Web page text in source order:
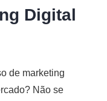
Digital
de marketing
Não se